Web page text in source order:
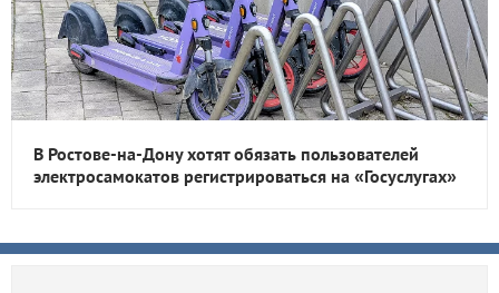
В Ростове-на-Дону хотят обязать пользователей
электросамокатов регистрироваться на «Госуслугах»